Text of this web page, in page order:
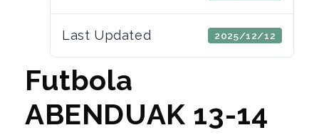
Last Updated 2025/12/12
Futbola
ABENDUAK 13-14